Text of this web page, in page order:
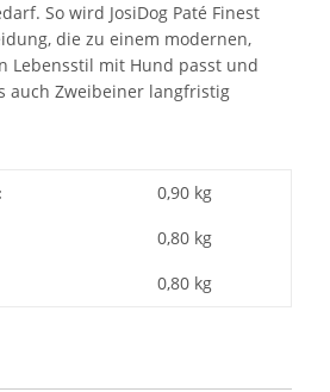
So wird JosiDog Paté Finest
die zu einem modernen,
Lebensstil mit Hund passt und
auch Zweibeiner langfristig
0,90 kg
0,80 kg
0,80 kg